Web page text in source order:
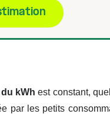
kWh est constant,
par les petits